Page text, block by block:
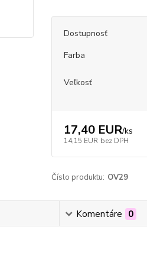
Dostupnosť
Farba
Veľkosť
17,40 EUR/ks
14,15 EUR bez DPH
Číslo produktu: OV29
Komentáre 0